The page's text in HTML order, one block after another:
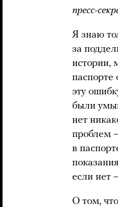
пресс-
Я знаю
за
истории,
паспорте
эту
были
нет
проблем
в
если нет
О том,